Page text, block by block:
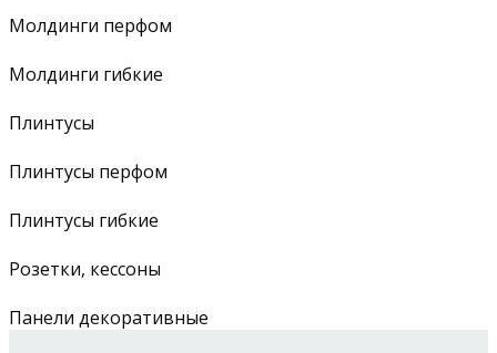
Молдинги перфом
Молдинги гибкие
Плинтусы
Плинтусы перфом
Плинтусы гибкие
Розетки, кессоны
Панели декоративные